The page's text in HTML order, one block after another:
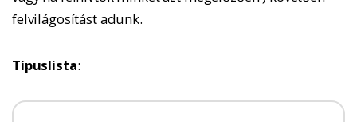
felvilágosítást adunk.
Típuslista: